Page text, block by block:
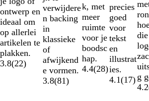
ontwerp en
ideaal om
op allerlei
artikelen te
plakken.
3.8(22)
verwijdere
n backing
in
klassieke
of
afwijkend
e vormen.
3.8(81)
k, met
meer
ruimte
voor je
boodsc
hap.
4.4(28)
precies
goed
voor
tekst
en
illustrat
ies.
4.1(17) g
4.2